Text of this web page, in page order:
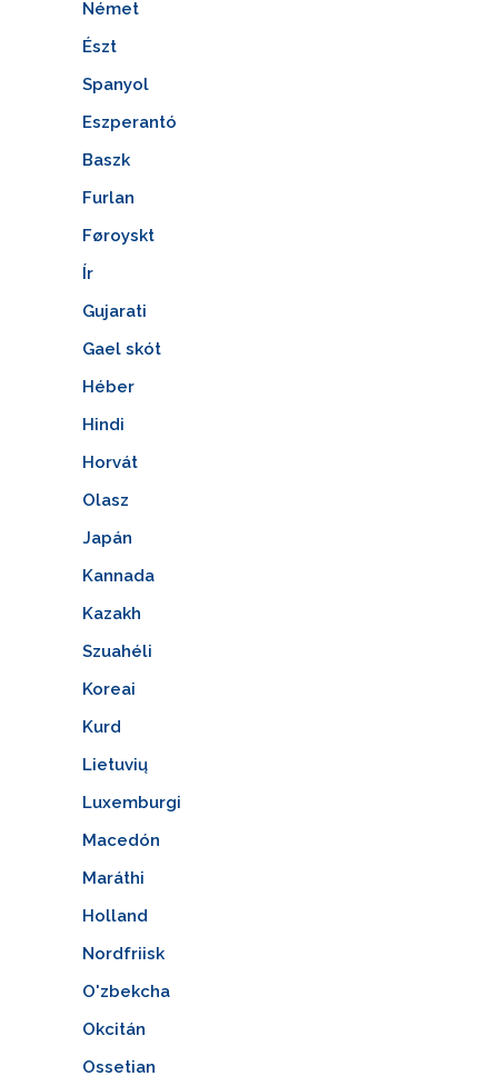
Német
Észt
Spanyol
Eszperantó
Baszk
Furlan
Føroyskt
Ír
Gujarati
Gael skót
Héber
Hindi
Horvát
Olasz
Japán
Kannada
Kazakh
Szuahéli
Koreai
Kurd
Lietuvių
Luxemburgi
Macedón
Maráthi
Holland
Nordfriisk
O'zbekcha
Okcitán
Ossetian